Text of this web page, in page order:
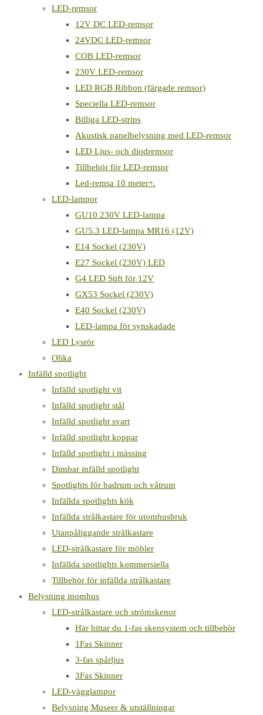
LED-remsor
12V DC LED-remsor
24VDC LED-remsor
COB LED-remsor
230V LED-remsor
LED RGB Ribbon (färgade remsor)
Speciella LED-remsor
Billiga LED-strips
Akustisk panelbelysning med LED-remsor
LED Ljus- och diodremsor
Tillbehör för LED-remsor
Led-remsa 10 meter+.
LED-lampor
GU10 230V LED-lampa
GU5.3 LED-lampa MR16 (12V)
E14 Sockel (230V)
E27 Sockel (230V) LED
G4 LED Stift för 12V
GX53 Sockel (230V)
E40 Sockel (230V)
LED-lampa för synskadade
LED Lysrör
Olika
Infälld spotlight
Infälld spotlight vit
Infälld spotlight stål
Infälld spotlight svart
Infälld spotlight koppar
Infälld spotlight i mässing
Dimbar infälld spotlight
Spotlights för badrum och våtrum
Infällda spotlights kök
Infällda strålkastare för utomhusbruk
Utanpåliggande strålkastare
LED-strålkastare för möbler
Infällda spotlights kommersiella
Tillbehör för infällda strålkastare
Belysning inomhus
LED-strålkastare och strömskenor
Här hittar du 1-fas skensystem och tillbehör
1Fas Skinner
3-fas spårljus
3Fas Skinner
LED-vägglampor
Belysning Museer & utställningar